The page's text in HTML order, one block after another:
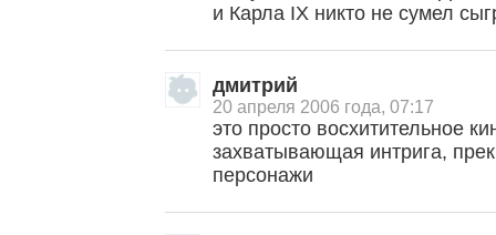
и Карла IX никто не сумел
дмитрий
20 апреля 2006 года, 07:17
это просто восхитительное
захватывающая интрига,
персонажи